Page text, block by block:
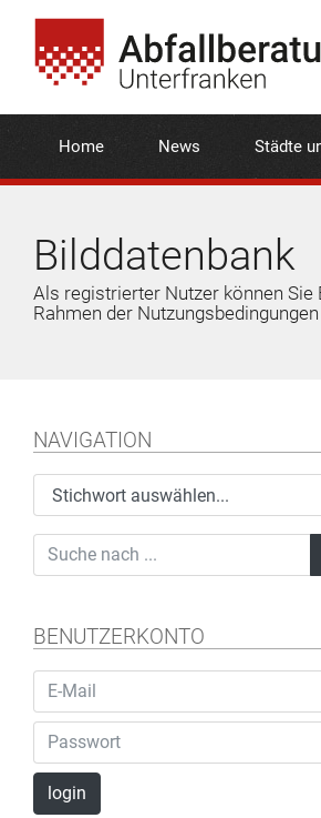
Home News Städte
Bilddatenbank
Als registrierter Nutzer können Sie
Rahmen der
NAVIGATION
BENUTZERKONTO
login